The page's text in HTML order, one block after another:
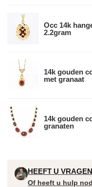
Occ 14k
2.2gram
14k gouden
met granaat
14k gouden
granaten
HEEFT U
Of heeft u hulp